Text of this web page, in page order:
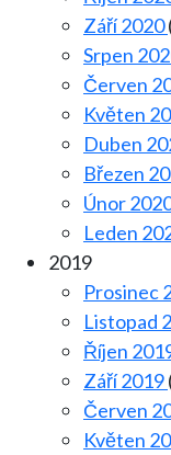
Září 2020
Srpen
Červen
Květen
Duben
Březen
Únor
Leden
2019
Prosinec
Listopad
Říjen
Září 2019
Červen
Květen